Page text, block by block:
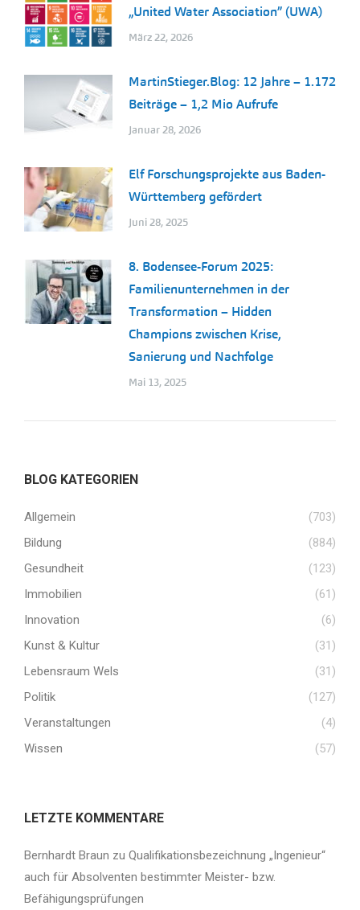
„United Water Association” (UWA)
März 22, 2026
MartinStieger.Blog: 12 Jahre – 1.172
Beiträge – 1,2 Mio Aufrufe
Januar 28, 2026
Elf Forschungsprojekte aus Baden-
Württemberg gefördert
Juni 28, 2025
8. Bodensee-Forum 2025:
Familienunternehmen in der
Transformation – Hidden
Champions zwischen Krise,
Sanierung und Nachfolge
Mai 13, 2025
BLOG KATEGORIEN
Allgemein
(703)
Bildung
(884)
Gesundheit
(123)
Immobilien
(61)
Innovation
(6)
Kunst & Kultur
(31)
Lebensraum Wels
(31)
Politik
(127)
Veranstaltungen
(4)
Wissen
(57)
LETZTE KOMMENTARE
Bernhardt Braun zu Qualifikationsbezeichnung „Ingenieur“
auch für Absolventen bestimmter Meister- bzw.
Befähigungsprüfungen